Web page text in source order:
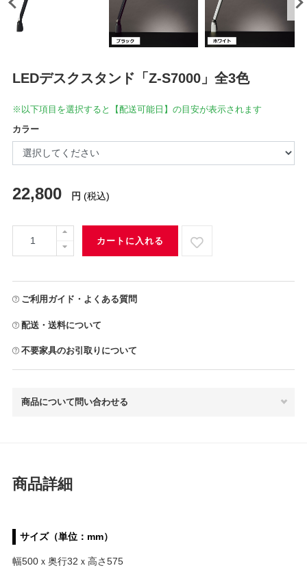
LEDデスクスタンド「Z-S7000」全3色
※以下項目を選択すると【配送可能日】の目安が表示されます
カラー
22,800 円 (税込)
カートに入れる
ご利用ガイド・よくある質問
配送・送料について
不要家具のお引取りについて
商品について問い合わせる
商品詳細
サイズ（単位：mm）
幅500ｘ奥行32ｘ高さ575